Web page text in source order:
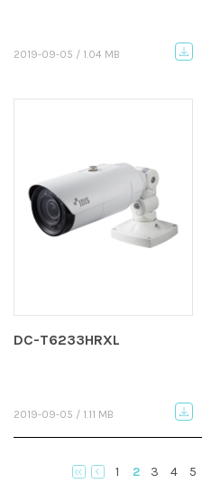
2019-09-05 / 1.04 MB
DC-T6233HRXL
2019-09-05 / 1.11 MB
1 2 3 4 5